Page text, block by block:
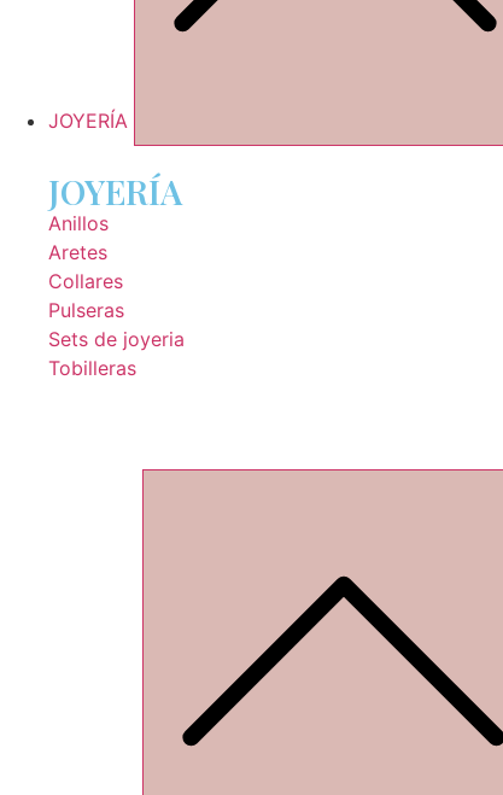
JOYERÍA
JOYERÍA
Anillos
Aretes
Collares
Pulseras
Sets de joyeria
Tobilleras